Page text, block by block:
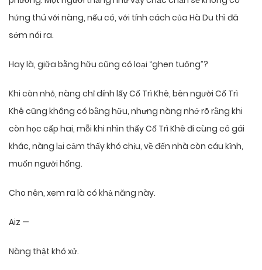
hứng thú với nàng, nếu có, với tính cách của Hà Du thì đã
sớm nói ra.
Hay là, giữa bằng hữu cũng có loại “ghen tuông”?
Khi còn nhỏ, nàng chỉ dính lấy Cố Trì Khê, bên người Cố Trì
Khê cũng không có bằng hữu, nhưng nàng nhớ rõ rằng khi
còn học cấp hai, mỗi khi nhìn thấy Cố Trì Khê đi cùng cô gái
khác, nàng lại cảm thấy khó chịu, về đến nhà còn cáu kỉnh,
muốn người hống.
Cho nên, xem ra là có khả năng này.
Aiz —
Nàng thật khó xử.